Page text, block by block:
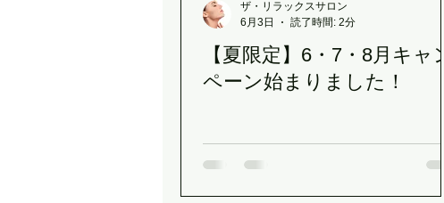
【夏限定】6・7・8月キャン
ペーン始まりました！
ザ・リラックスサロン
6月3日
読了時間: 2分